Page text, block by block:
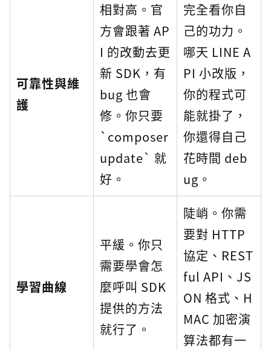
可靠性與維
護
相對高。官
方會跟著 AP
I 的改動去更
新 SDK，有
bug 也會
修。你只要
`composer
update` 就
好。
完全看你自
己的功力。
哪天 LINE A
PI 小改版，
你的程式可
能就掛了，
你還得自己
花時間 deb
ug。
學習曲線
平緩。你只
需要學會怎
麼呼叫 SDK
提供的方法
就行了。
陡峭。你需
要對 HTTP
協定、REST
ful API、JS
ON 格式、H
MAC 加密演
算法都有一